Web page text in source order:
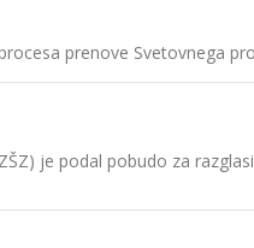
prenove Svetovnega
je podal pobudo za